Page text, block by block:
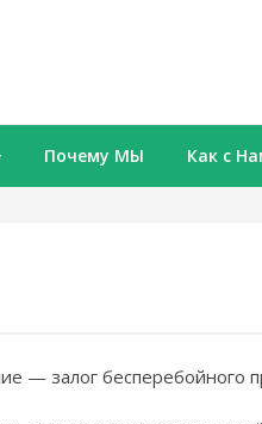
Почему МЫ Как с
— залог бесперебойного